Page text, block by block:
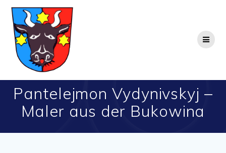
Pantelejmon Vydynivskyj –
Maler aus der Bukowina